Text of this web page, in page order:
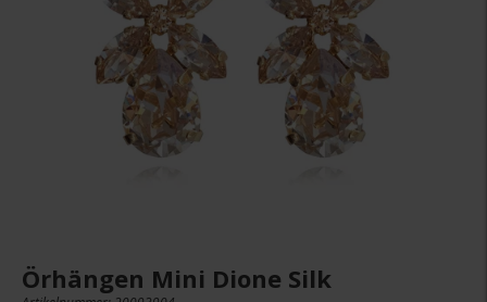
Örhängen Mini Dione Silk